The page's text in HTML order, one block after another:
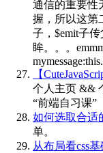
通信的重要性
握，所以这第
子，$emit子
眸。。。
【
个人主页 &&
“前端自习课”
如何选取合适
单。
从布局看css基